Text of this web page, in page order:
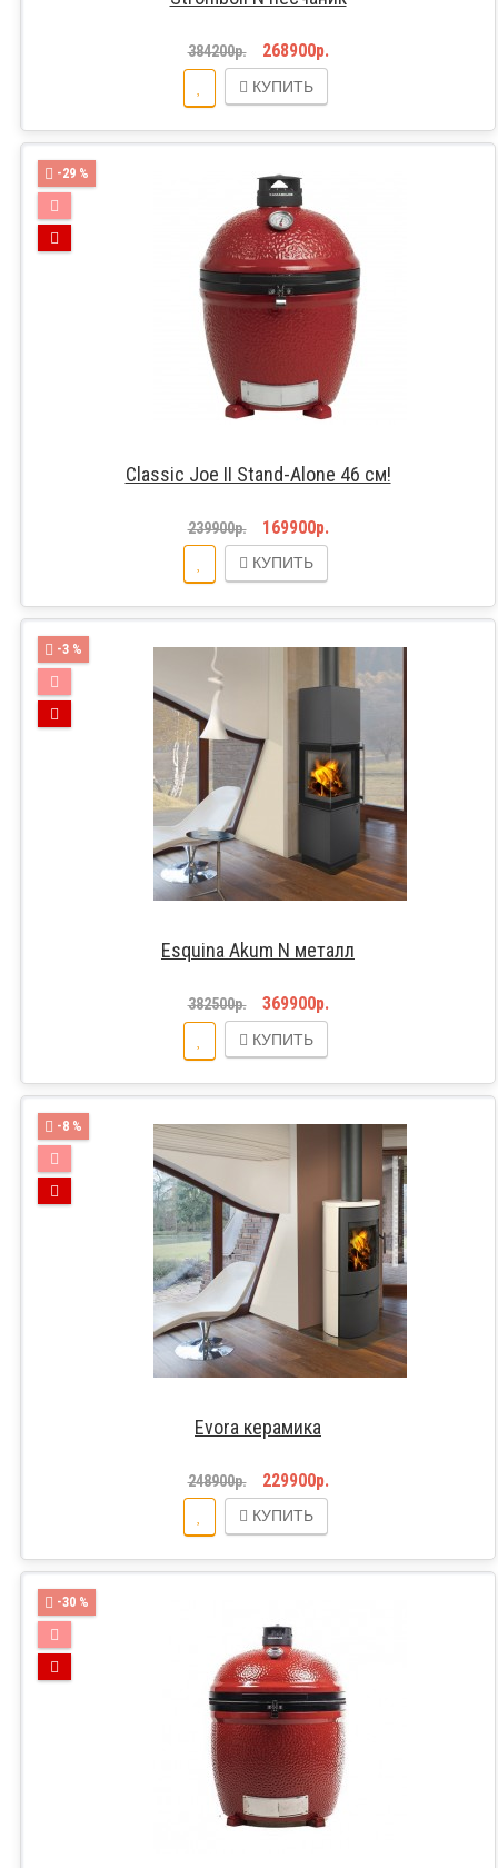
384200р. 268900р.
КУПИТЬ
-29 %
Classic Joe II Stand-Alone 46 см!
239900р. 169900р.
КУПИТЬ
-3 %
Esquina Akum N металл
382500р. 369900р.
КУПИТЬ
-8 %
Evora керамика
248900р. 229900р.
КУПИТЬ
-30 %